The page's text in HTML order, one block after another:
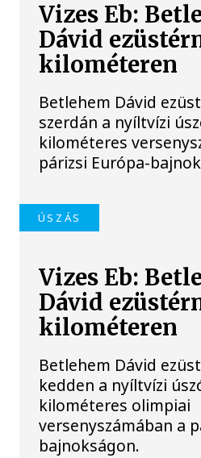
Vizes Eb:
Dávid
kilométeren
Betlehem Dávid
szerdán a nyíltvízi
kilométeres
párizsi Európa-
ÚSZÁS
Vizes Eb:
Dávid
kilométeren
Betlehem Dávid
kedden a nyíltvízi
kilométeres olimpiai
versenyszámában a
bajnokságon.